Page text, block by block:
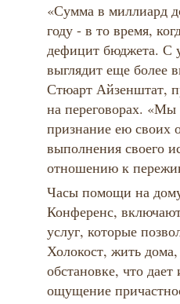
«Сумма в миллиард
году - в то время,
дефицит бюджета. С
выглядит еще более
Стюарт Айзенштат,
на переговорах. «Мы
признание ею своих
выполнения своего
отношению к
Часы помощи на
Конференс,
услуг, которые
Холокост, жить
обстановке, что
ощущение